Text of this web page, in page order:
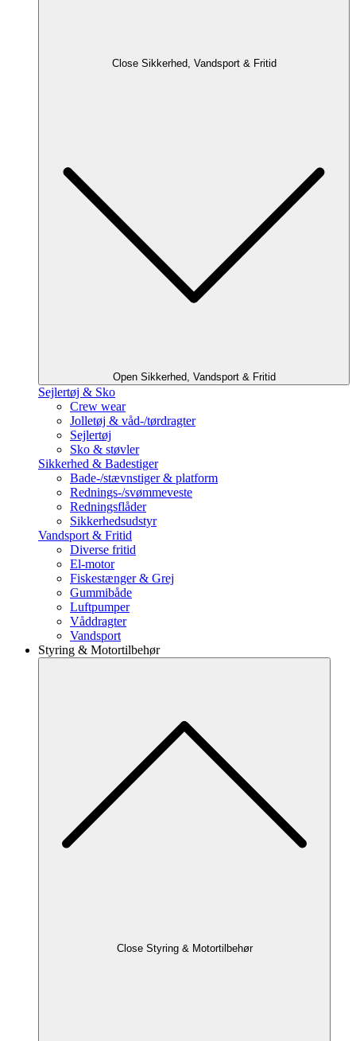
Close Sikkerhed, Vandsport & Fritid
Open Sikkerhed, Vandsport & Fritid
Sejlertøj & Sko
Crew wear
Jolletøj & våd-/tørdragter
Sejlertøj
Sko & støvler
Sikkerhed & Badestiger
Bade-/stævnstiger & platform
Rednings-/svømmeveste
Redningsflåder
Sikkerhedsudstyr
Vandsport & Fritid
Diverse fritid
El-motor
Fiskestænger & Grej
Gummibåde
Luftpumper
Våddragter
Vandsport
Styring & Motortilbehør
Close Styring & Motortilbehør